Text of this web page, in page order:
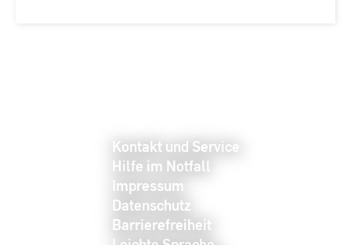
Kontakt und Service
Hilfe im Notfall
Impressum
Datenschutz
Barrierefreiheit